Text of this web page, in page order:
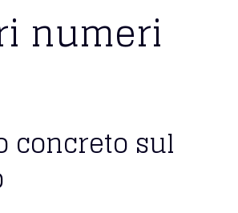
numeri
concreto sul